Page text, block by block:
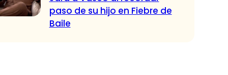
paso de su hijo en Fiebre de
Baile